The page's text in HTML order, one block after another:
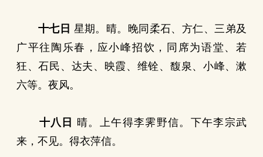
十七日 星期。晴。晚同柔石、方仁、三弟及
广平往陶乐春，应小峰招饮，同席为语堂、若
狂、石民、达夫、映霞、维铨、馥泉、小峰、漱
六等。夜风。
十八日
晴。上午得李霁野信。下午李宗武
来，不见。得衣萍信。